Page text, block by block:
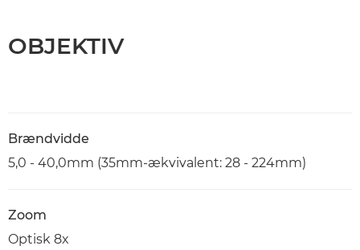
OBJEKTIV
Brændvidde
5,0 - 40,0mm (35mm-ækvivalent: 28 - 224mm)
Zoom
Optisk 8x